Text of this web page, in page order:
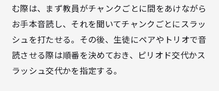
む際は、まず教員がチャンクごとに間をあけながら
お手本音読し、それを聞いてチャンクごとにスラッ
シュを打たせる。その後、生徒にペアやトリオで音
読させる際は順番を決めておき、ピリオド交代かス
ラッシュ交代かを指定する。